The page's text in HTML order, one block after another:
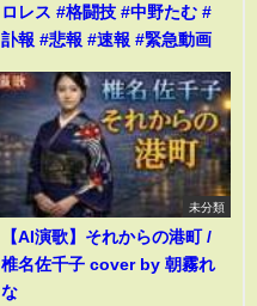
ロレス #格闘技 #中野たむ #
訃報 #悲報 #速報 #緊急動画
未分類
【AI演歌】それからの港町 /
椎名佐千子 cover by 朝霧れ
な